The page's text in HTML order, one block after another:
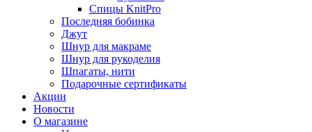
Спицы KnitPro
Последняя бобинка
Джут
Шнур для макраме
Шнур для рукоделия
Шпагаты, нити
Подарочные сертификаты
Акции
Новости
О магазине